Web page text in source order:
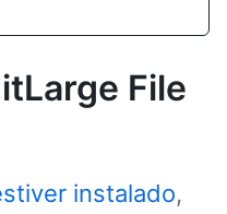
File
instalado,